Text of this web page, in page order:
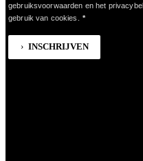
gebruiksvoorwaarden en het
gebruik van cookies.
*
INSCHRIJVEN